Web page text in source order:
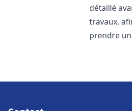
détaillé
travaux,
prendre